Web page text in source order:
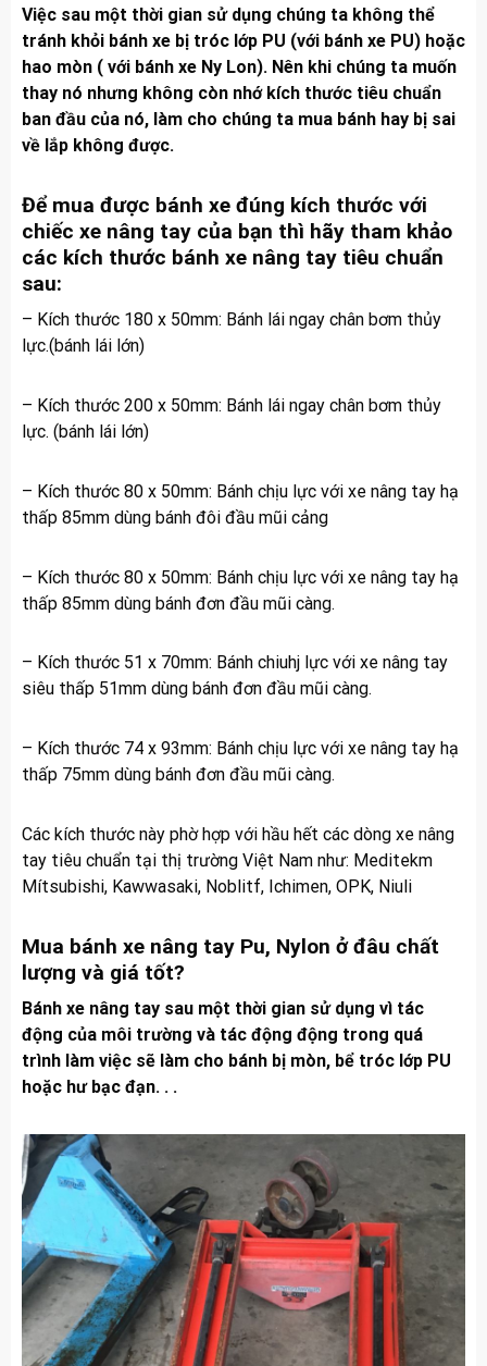
Việc sau một thời gian sử dụng chúng ta không thể
tránh khỏi bánh xe bị tróc lớp PU (với bánh xe PU) hoặc
hao mòn ( với bánh xe Ny Lon). Nên khi chúng ta muốn
thay nó nhưng không còn nhớ kích thước tiêu chuẩn
ban đầu của nó, làm cho chúng ta mua bánh hay bị sai
về lắp không được.
Để mua được bánh xe đúng kích thước với
chiếc xe nâng tay của bạn thì hãy tham khảo
các kích thước bánh xe nâng tay tiêu chuẩn
sau:
– Kích thước 180 x 50mm: Bánh lái ngay chân bơm thủy
lực.(bánh lái lớn)
– Kích thước 200 x 50mm: Bánh lái ngay chân bơm thủy
lực. (bánh lái lớn)
– Kích thước 80 x 50mm: Bánh chịu lực với xe nâng tay hạ
thấp 85mm dùng bánh đôi đầu mũi cảng
– Kích thước 80 x 50mm: Bánh chịu lực với xe nâng tay hạ
thấp 85mm dùng bánh đơn đầu mũi càng.
– Kích thước 51 x 70mm: Bánh chiuhj lực với xe nâng tay
siêu thấp 51mm dùng bánh đơn đầu mũi càng.
– Kích thước 74 x 93mm: Bánh chịu lực với xe nâng tay hạ
thấp 75mm dùng bánh đơn đầu mũi càng.
Các kích thước này phờ hợp với hầu hết các dòng xe nâng
tay tiêu chuẩn tại thị trường Việt Nam như: Meditekm
Mítsubishi, Kawwasaki, Noblitf, Ichimen, OPK, Niuli
Mua bánh xe nâng tay Pu, Nylon ở đâu chất
lượng và giá tốt?
Bánh xe nâng tay sau một thời gian sử dụng vì tác
động của môi trường và tác động động trong quá
trình làm việc sẽ làm cho bánh bị mòn, bể tróc lớp PU
hoặc hư bạc đạn. . .